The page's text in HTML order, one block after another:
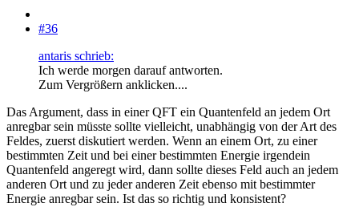
#36
antaris schrieb:
Ich werde morgen darauf antworten.
Zum Vergrößern anklicken....
Das Argument, dass in einer QFT ein Quantenfeld an jedem Ort
anregbar sein müsste sollte vielleicht, unabhängig von der Art des
Feldes, zuerst diskutiert werden. Wenn an einem Ort, zu einer
bestimmten Zeit und bei einer bestimmten Energie irgendein
Quantenfeld angeregt wird, dann sollte dieses Feld auch an jedem
anderen Ort und zu jeder anderen Zeit ebenso mit bestimmter
Energie anregbar sein. Ist das so richtig und konsistent?